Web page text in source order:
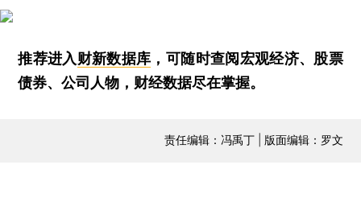
推荐进入财新数据库 ，可随时查阅宏观经济、股票
债券、公司人物，财经数据尽在掌握。
责任编辑：冯禹丁 | 版面编辑：罗文